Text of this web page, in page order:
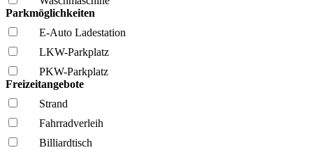
Parkmöglichkeiten
E-Auto Ladestation
LKW-Parkplatz
PKW-Parkplatz
Freizeitangebote
Strand
Fahrrad­verleih
Billiardtisch